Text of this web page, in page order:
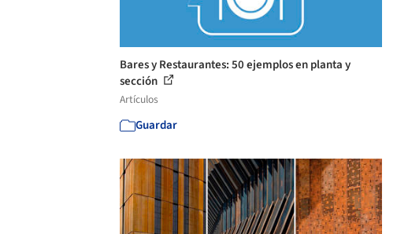
Bares y Restaurantes: 50 ejemplos en planta y
sección
Artículos
Guardar